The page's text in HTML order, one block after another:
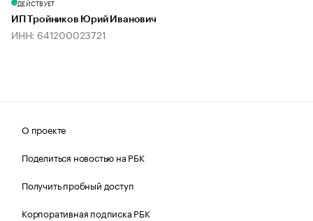
ДЕЙСТВУЕТ
ИП Тройников Юрий Иванович
ИНН: 641200023721
О проекте
Поделиться новостью на РБК
Получить пробный доступ
Корпоративная подписка РБК